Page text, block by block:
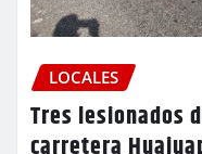
LOCALES
Tres lesionados